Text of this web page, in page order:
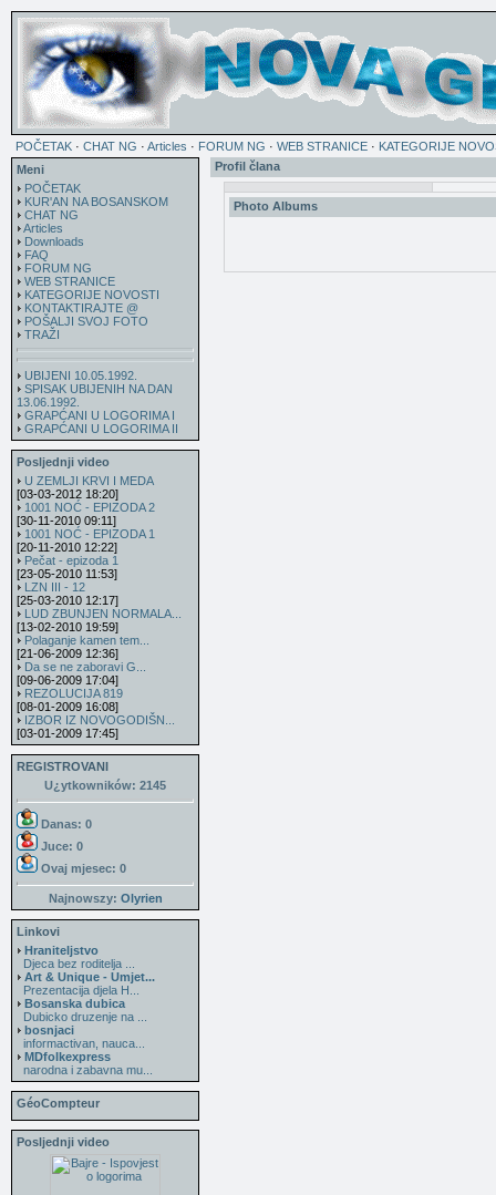
POČETAK · CHAT NG · Articles · FORUM NG · WEB STRANICE · KATEGORIJE
Meni
POČETAK
KUR'AN NA BOSANSKOM
CHAT NG
Articles
Downloads
FAQ
FORUM NG
WEB STRANICE
KATEGORIJE NOVOSTI
KONTAKTIRAJTE @
POŠALJI SVOJ FOTO
TRAŽI
UBIJENI 10.05.1992.
SPISAK UBIJENIH NA DAN
13.06.1992.
GRAPĆANI U LOGORIMA I
GRAPĆANI U LOGORIMA II
Posljednji video
U ZEMLJI KRVI I MEDA
[03-03-2012 18:20]
1001 NOĆ - EPIZODA 2
[30-11-2010 09:11]
1001 NOĆ - EPIZODA 1
[20-11-2010 12:22]
Pečat - epizoda 1
[23-05-2010 11:53]
LZN III - 12
[25-03-2010 12:17]
LUD ZBUNJEN NORMALA...
[13-02-2010 19:59]
Polaganje kamen tem...
[21-06-2009 12:36]
Da se ne zaboravi G...
[09-06-2009 17:04]
REZOLUCIJA 819
[08-01-2009 16:08]
IZBOR IZ NOVOGODIŠN...
[03-01-2009 17:45]
REGISTROVANI
U¿ytkowników: 2145
Danas: 0
Juce: 0
Ovaj mjesec: 0
Najnowszy: Olyrien
Linkovi
Hraniteljstvo
Djeca bez roditelja ...
Art & Unique - Umjet...
Prezentacija djela H...
Bosanska dubica
Dubicko druzenje na ...
bosnjaci
informactivan, nauca...
MDfolkexpress
narodna i zabavna mu...
GéoCompteur
Posljednji video
Profil člana
Photo Albums